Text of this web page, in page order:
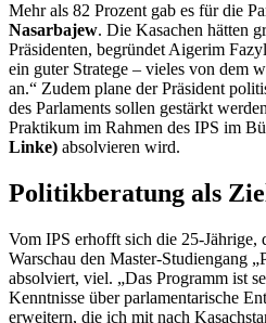
Mehr als 82 Prozent gab es für die
Nasarbajew. Die Kasachen hätten
Präsidenten, begründet Aigerim
ein guter Stratege – vieles von dem
an.“ Zudem plane der Präsident
des Parlaments sollen gestärkt
Praktikum im Rahmen des IPS im
Linke) absolvieren wird.
Politikberatung als
Vom IPS erhofft sich die 25-Jährige,
Warschau den Master-Studiengang
absolviert, viel. „Das Programm ist
Kenntnisse über parlamentarische
erweitern, die ich mit nach